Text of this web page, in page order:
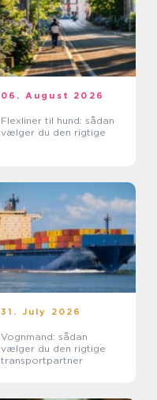
06. August 2026
Flexliner til hund: sådan
vælger du den rigtige
31. July 2026
Vognmand: sådan
vælger du den rigtige
transportpartner